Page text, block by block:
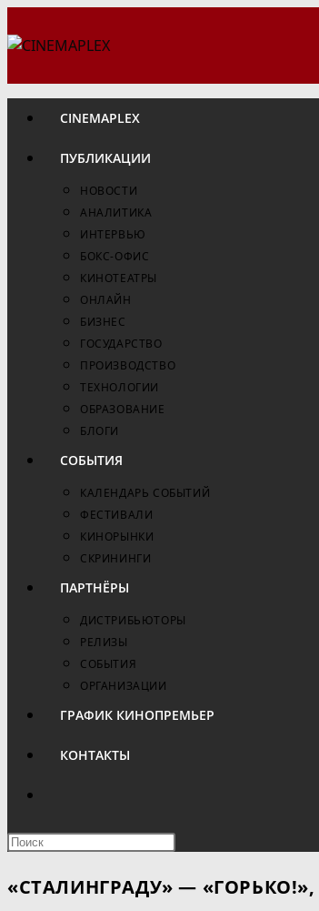
к
CINEMAPLEX
ПУБЛИКАЦИИ
НОВОСТИ
АНАЛИТИКА
ИНТЕРВЬЮ
БОКС-ОФИС
КИНОТЕАТРЫ
ОНЛАЙН
БИЗНЕС
ГОСУДАРСТВО
ПРОИЗВОДСТВО
ТЕХНОЛОГИИ
ОБРАЗОВАНИЕ
БЛОГИ
СОБЫТИЯ
КАЛЕНДАРЬ СОБЫТИЙ
ФЕСТИВАЛИ
КИНОРЫНКИ
СКРИНИНГИ
ПАРТНЁРЫ
ДИСТРИБЬЮТОРЫ
РЕЛИЗЫ
СОБЫТИЯ
ОРГАНИЗАЦИИ
ГРАФИК КИНОПРЕМЬЕР
КОНТАКТЫ
ПОИСК
Нажмите
Escape,
«СТАЛИНГРАДУ» —